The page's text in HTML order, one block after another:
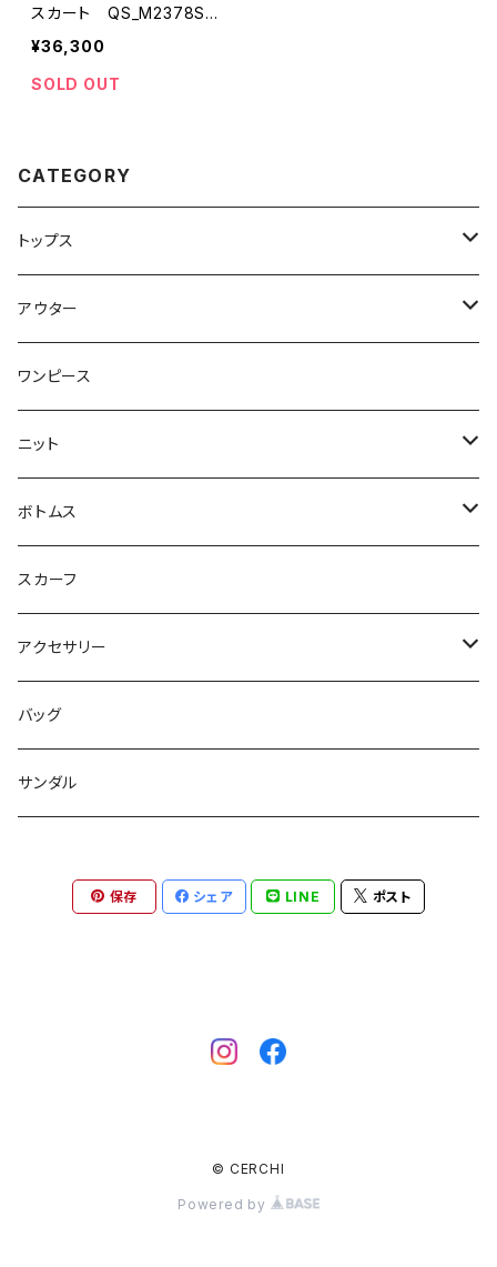
スカート QS_M2378SK
¥36,300
SOLD OUT
CATEGORY
トップス
トップス
ブラウス
Tシャツ
アウター
ジャケット
コート
ジレ
ブルゾン
ワンピース
ニット
ニット
カットソー
カーディガン
ジレ
ワンピース
ボトムス
スカート
パンツ
スカーフ
アクセサリー
ネックレス
バングル
スリッパ
バッグ
サンダル
保存 シェア LINE ポスト
© CERCHI
Powered by